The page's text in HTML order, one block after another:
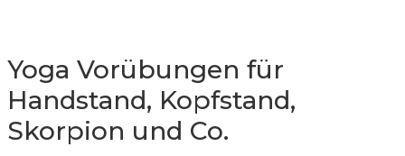
Yoga Vorübungen für
Handstand, Kopfstand,
Skorpion und Co.